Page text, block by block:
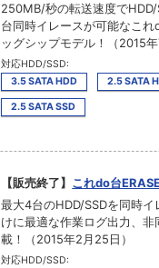
250MB/秒の転送速度で
台同時イレースが可能なこ
ッグシップモデル！（2015年
対応HDD/SSD:
3.5 SATA HDD
2.5 SATA
2.5 SATA SSD
【販売終了】 これdo台
最大4台のHDD/SSDを同時イ
けに最適な作業ログ出力、
載！（2015年2月25日）
対応HDD/SSD: